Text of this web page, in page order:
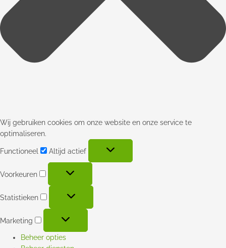
Wij gebruiken cookies om onze website en onze service te
optimaliseren.
Functioneel Altijd actief
Voorkeuren
Statistieken
Marketing
Beheer opties